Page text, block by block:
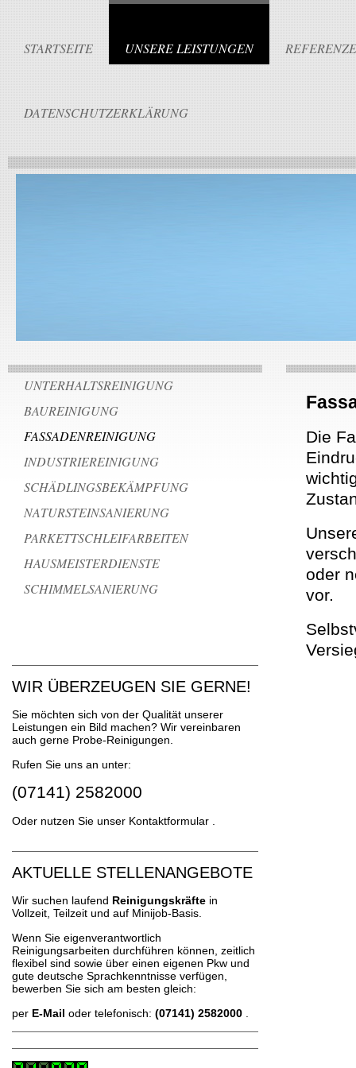
STARTSEITE UNSERE LEISTUNGEN
DATENSCHUTZERKLÄRUNG
Die
oder
vor.
UNTERHALTSREINIGUNG
BAUREINIGUNG
FASSADENREINIGUNG
INDUSTRIEREINIGUNG
SCHÄDLINGSBEKÄMPFUNG
NATURSTEINSANIERUNG
PARKETTSCHLEIFARBEITEN
HAUSMEISTERDIENSTE
SCHIMMELSANIERUNG
WIR ÜBERZEUGEN SIE GERNE!
Sie möchten sich von der Qualität unserer
Leistungen ein Bild machen? Wir vereinbaren
auch gerne Probe-Reinigungen.
Rufen Sie uns an unter:
(07141) 2582000
Oder nutzen Sie unser Kontaktformular
AKTUELLE STELLENANGEBOTE
Wir suchen laufend Reinigungskräfte in
Vollzeit, Teilzeit und auf Minijob-Basis.
Wenn Sie eigenverantwortlich
Reinigungsarbeiten durchführen können, zeitlich
flexibel sind sowie über einen eigenen Pkw und
gute deutsche Sprachkenntnisse verfügen,
bewerben Sie sich am besten gleich:
per E-Mail oder telefonisch: (07141) 2582000